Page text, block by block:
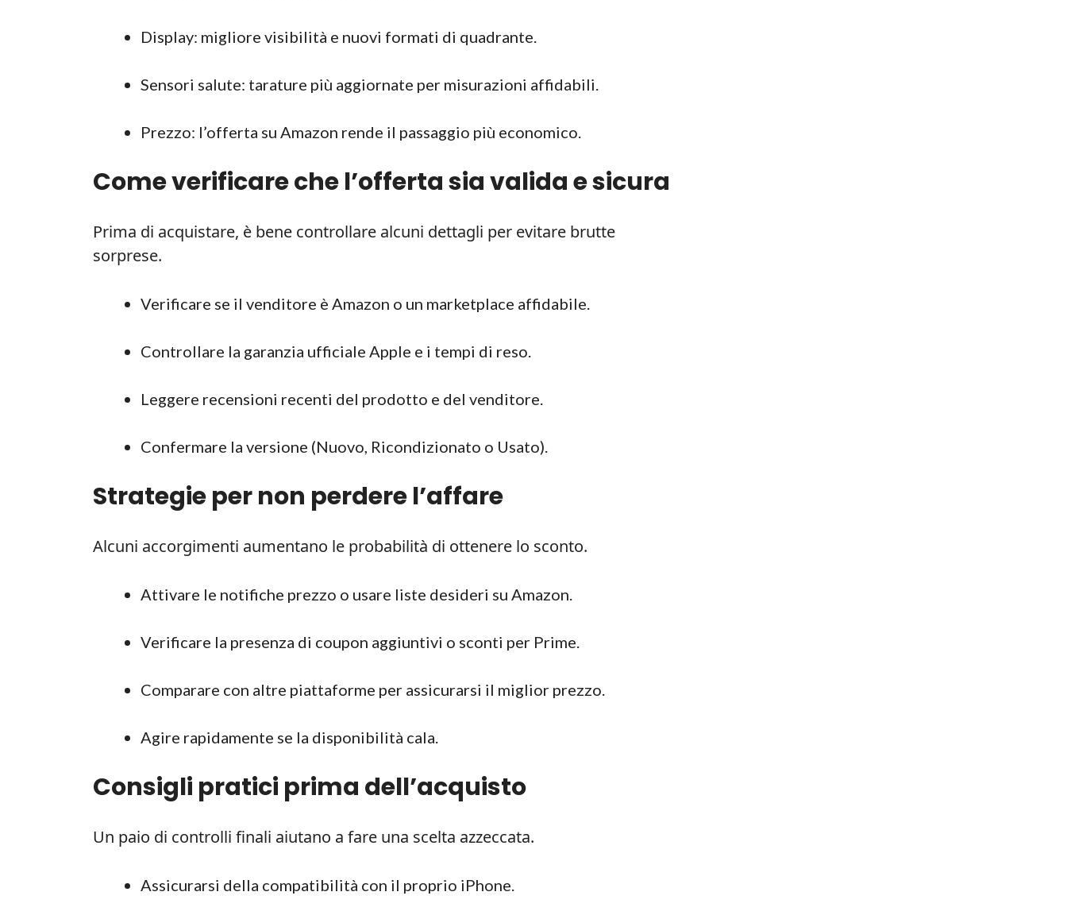
Display: migliore visibilità e nuovi formati di quadrante.
Sensori salute: tarature più aggiornate per misurazioni affidabili.
Prezzo: l’offerta su Amazon rende il passaggio più economico.
Come verificare che l’offerta sia valida e sicura
Prima di acquistare, è bene controllare alcuni dettagli per evitare brutte
sorprese.
Verificare se il venditore è Amazon o un marketplace affidabile.
Controllare la garanzia ufficiale Apple e i tempi di reso.
Leggere recensioni recenti del prodotto e del venditore.
Confermare la versione (Nuovo, Ricondizionato o Usato).
Strategie per non perdere l’affare
Alcuni accorgimenti aumentano le probabilità di ottenere lo sconto.
Attivare le notifiche prezzo o usare liste desideri su Amazon.
Verificare la presenza di coupon aggiuntivi o sconti per Prime.
Comparare con altre piattaforme per assicurarsi il miglior prezzo.
Agire rapidamente se la disponibilità cala.
Consigli pratici prima dell’acquisto
Un paio di controlli finali aiutano a fare una scelta azzeccata.
Assicurarsi della compatibilità con il proprio iPhone.